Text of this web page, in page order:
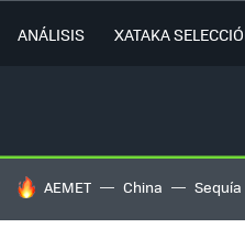
ANÁLISIS XATAKA
HOY SE HABLA DE
AEMET China Sequía